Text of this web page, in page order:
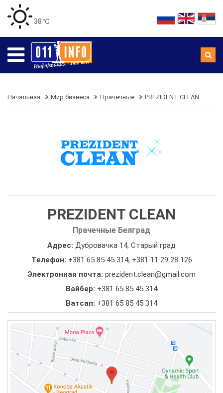
38 ℃
Начальная Мир бизнеса Прачечные PREZIDENT CLEAN
PREZIDENT CLEAN
Прачечные Белград
Адрес: Дубровачка 14, Старый град
Телефон: +381 65 85 45 314, +381 11 29 28 126
Электронная почта: prezident.clean@gmail.com
Вайбер: +381 65 85 45 314
Ватсап: +381 65 85 45 314